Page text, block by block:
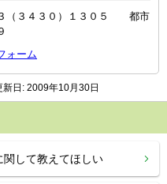
（３４３０）１３０５ 都市
ォーム
新日: 2009年10月30日
関して教えてほしい